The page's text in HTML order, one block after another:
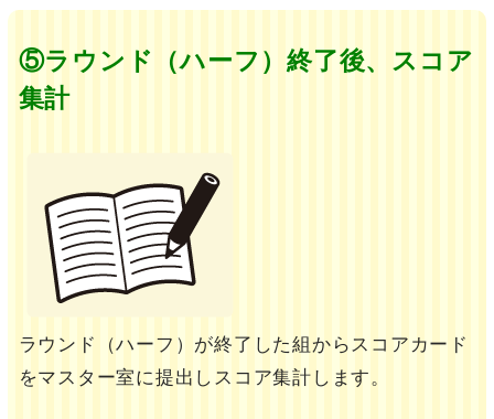
⑤ラウンド（ハーフ）終了後、スコア
集計
ラウンド（ハーフ）が終了した組からスコアカード
をマスター室に提出しスコア集計します。